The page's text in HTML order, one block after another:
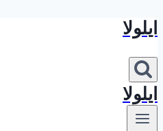
بازگشت
محتوا
ایلولا
ایلولا